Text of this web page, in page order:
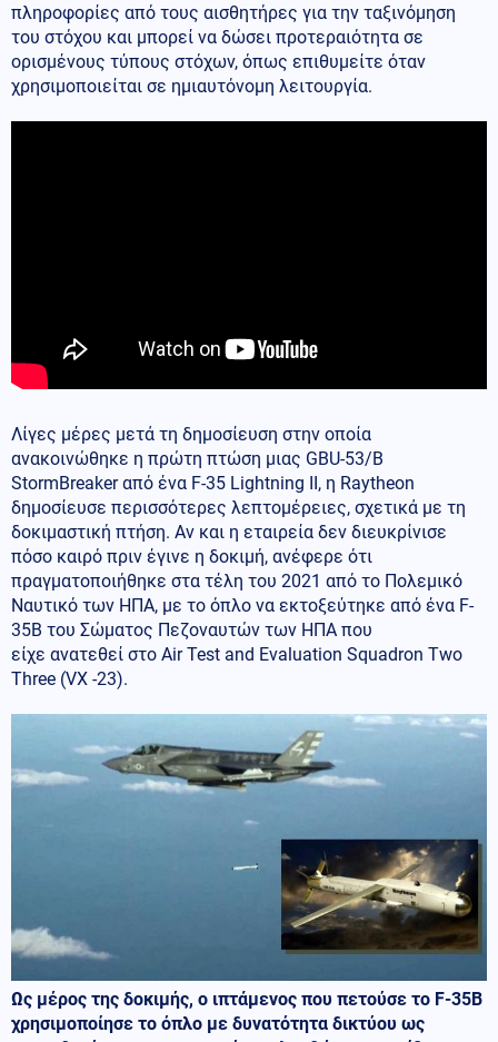
πληροφορίες από τους αισθητήρες για την ταξινόμηση
του στόχου και μπορεί να δώσει προτεραιότητα σε
ορισμένους τύπους στόχων, όπως επιθυμείτε όταν
χρησιμοποιείται σε ημιαυτόνομη λειτουργία.
Λίγες μέρες μετά τη δημοσίευση στην οποία
ανακοινώθηκε η πρώτη πτώση μιας GBU-53/B
StormBreaker από ένα F-35 Lightning II, η Raytheon
δημοσίευσε περισσότερες λεπτομέρειες, σχετικά με τη
δοκιμαστική πτήση. Αν και η εταιρεία δεν διευκρίνισε
πόσο καιρό πριν έγινε η δοκιμή, ανέφερε ότι
πραγματοποιήθηκε στα τέλη του 2021 από το Πολεμικό
Ναυτικό των ΗΠΑ, με το όπλο να εκτοξεύτηκε από ένα F-
35B του Σώματος Πεζοναυτών των ΗΠΑ που
είχε ανατεθεί στο Air Test and Evaluation Squadron Two
Three (VX -23).
Ως μέρος της δοκιμής, ο ιπτάμενος που πετούσε το F-35B
χρησιμοποίησε το όπλο με δυνατότητα δικτύου ως